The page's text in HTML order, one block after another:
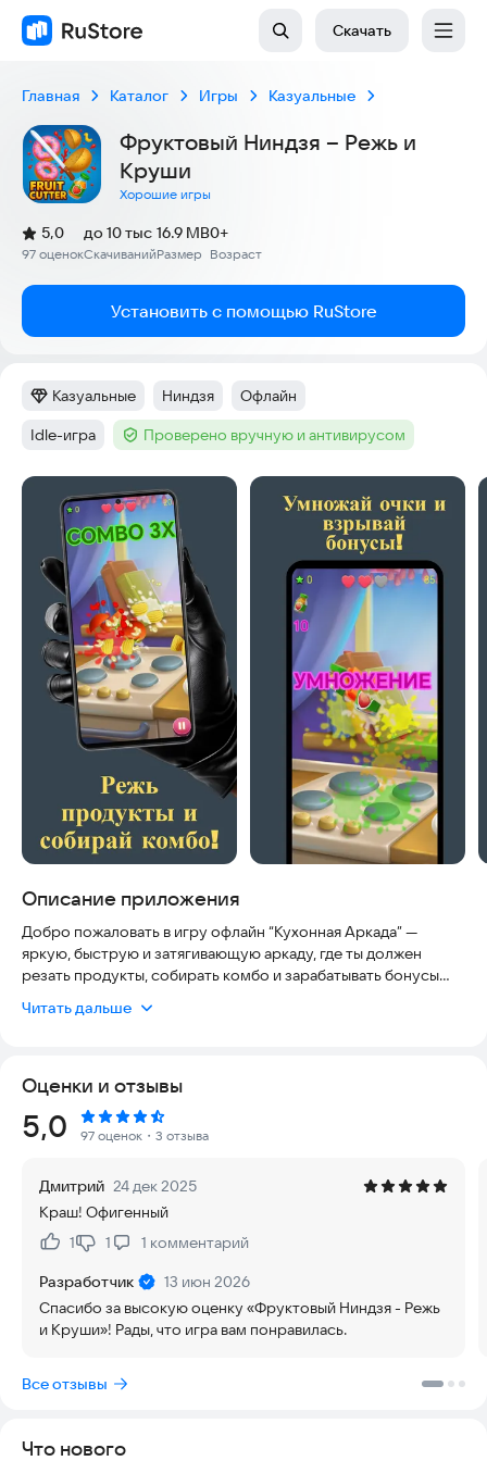
Скачать
Главная Каталог Игры Казуальные
Фруктовый Ниндзя – Режь и
Круши
Хорошие игры
Рейтинг:
5,0
(
97 оценок
)
Скачиваний
до 10 тыс
Размер
16.9 MB
Возраст
0+
Установить с помощью RuStore
Категория:
Казуальные Тег:
Ниндзя Тег:
Офлайн
Тег:
Idle-игра Тег :Проверено вручную и антивирусом
Скриншоты
Описание приложения
Добро пожаловать в игру офлайн “Кухонная Аркада” —
яркую, быструю и затягивающую аркаду, где ты должен
резать продукты, собирать комбо и зарабатывать бонусы
Проверь свою реакцию, почувствуй драйв и стань мастером
🎯 Что тебя ждёт в игре:
🔪 Реалистичная аркада с нарезкой продуктов — овощи,
фрукты, сыр, чипсы и многое другое летят прямо перед
движением.
⚡ Механика “игра на реакцию” — чем быстрее ты режешь, тем
выше комбо, больше очков и шансов попасть в таблицу
лидеров!
🧨 Яркие эффекты, брызги, сок и взрывная анимация — всё,
как в настоящей кухне!
💥 Супер-режим и умножение очков — активируй бонусы,
🧩 Казуальная игра без интернета — играй где угодно и когда
Читать дальше
Оценки и отзывы
Рейтинг:
5,0 97 оценок ・3 отзыва
Дмитрий 24 дек 2025
Краш! Офигенный
Нравится:
1Не нравится:
1 1 комментарий
Разработчик
13 июн 2026
Спасибо за высокую оценку «Фруктовый Ниндзя - Режь
и Круши»! Рады, что игра вам понравилась.
Все отзывы
Что нового